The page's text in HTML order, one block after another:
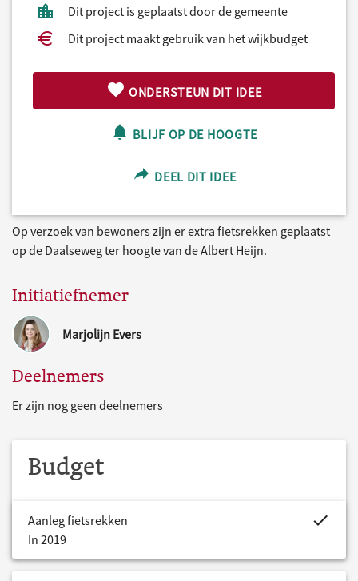
Dit project is geplaatst door de gemeente
Dit project maakt gebruik van het wijkbudget
ONDERSTEUN DIT IDEE
BLIJF OP DE HOOGTE
DEEL DIT IDEE
Op verzoek van bewoners zijn er extra fietsrekken geplaatst
op de Daalseweg ter hoogte van de Albert Heijn.
Initiatiefnemer
Marjolijn Evers
Deelnemers
Er zijn nog geen deelnemers
Budget
Aanleg fietsrekken
In 2019